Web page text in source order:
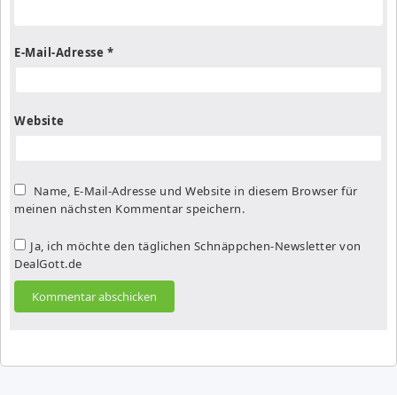
E-Mail-Adresse *
Website
Name, E-Mail-Adresse und Website in diesem Browser für
meinen nächsten Kommentar speichern.
Ja, ich möchte den täglichen Schnäppchen-Newsletter von
DealGott.de